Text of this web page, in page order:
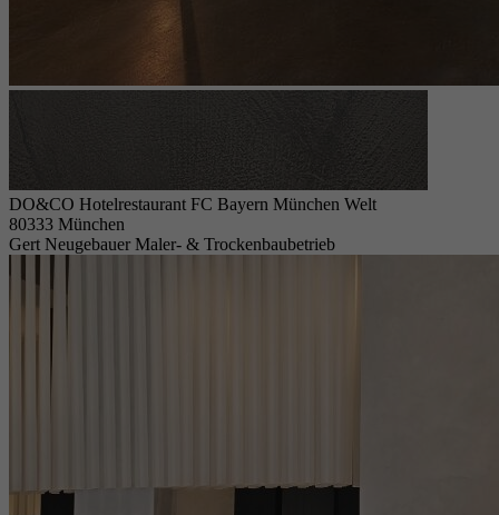
DO&CO Hotelrestaurant FC Bayern München Welt
80333 München
Gert Neugebauer Maler- & Trockenbaubetrieb